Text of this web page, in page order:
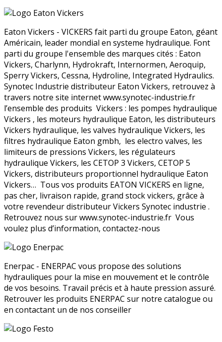
Eaton Vickers - VICKERS fait parti du groupe Eaton, géant
Américain, leader mondial en systeme hydraulique. Font
parti du groupe l'ensemble des marques cités : Eaton
Vickers, Charlynn, Hydrokraft, Internormen, Aeroquip,
Sperry Vickers, Cessna, Hydroline, Integrated Hydraulics.
Synotec Industrie distributeur Eaton Vickers, retrouvez à
travers notre site internet www.synotec-industrie.fr
l’ensemble des produits Vickers : les pompes hydraulique
Vickers , les moteurs hydraulique Eaton, les distributeurs
Vickers hydraulique, les valves hydraulique Vickers, les
filtres hydraulique Eaton gmbh, les electro valves, les
limiteurs de pressions Vickers, les régulateurs
hydraulique Vickers, les CETOP 3 Vickers, CETOP 5
Vickers, distributeurs proportionnel hydraulique Eaton
Vickers… Tous vos produits EATON VICKERS en ligne,
pas cher, livraison rapide, grand stock vickers, grâce à
votre revendeur distributeur Vickers Synotec industrie .
Retrouvez nous sur www.synotec-industrie.fr Vous
voulez plus d’information, contactez-nous
Enerpac - ENERPAC vous propose des solutions
hydrauliques pour la mise en mouvement et le contrôle
de vos besoins. Travail précis et à haute pression assuré.
Retrouver les produits ENERPAC sur notre catalogue ou
en contactant un de nos conseiller